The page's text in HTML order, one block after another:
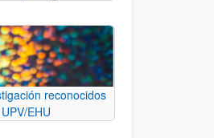
reconocidos
EHU